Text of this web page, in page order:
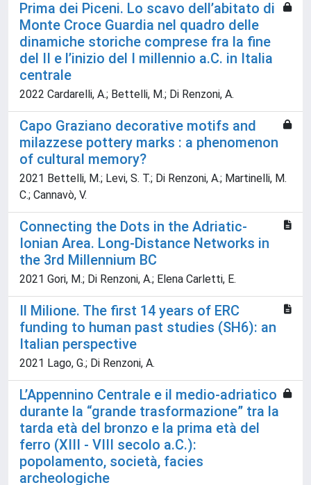
Prima dei Piceni. Lo scavo dell’abitato di
Monte Croce Guardia nel quadro delle
dinamiche storiche comprese fra la fine
del II e l’inizio del I millennio a.C. in Italia
centrale
2022 Cardarelli, A.; Bettelli, M.; Di Renzoni, A.
Capo Graziano decorative motifs and
milazzese pottery marks : a phenomenon
of cultural memory?
2021 Bettelli, M.; Levi, S. T.; Di Renzoni, A.; Martinelli, M.
C.; Cannavò, V.
Connecting the Dots in the Adriatic-
Ionian Area. Long-Distance Networks in
the 3rd Millennium BC
2021 Gori, M.; Di Renzoni, A.; Elena Carletti, E.
Il Milione. The first 14 years of ERC
funding to human past studies (SH6): an
Italian perspective
2021 Lago, G.; Di Renzoni, A.
L’Appennino Centrale e il medio-adriatico
durante la “grande trasformazione” tra la
tarda età del bronzo e la prima età del
ferro (XIII - VIII secolo a.C.):
popolamento, società, facies
archeologiche